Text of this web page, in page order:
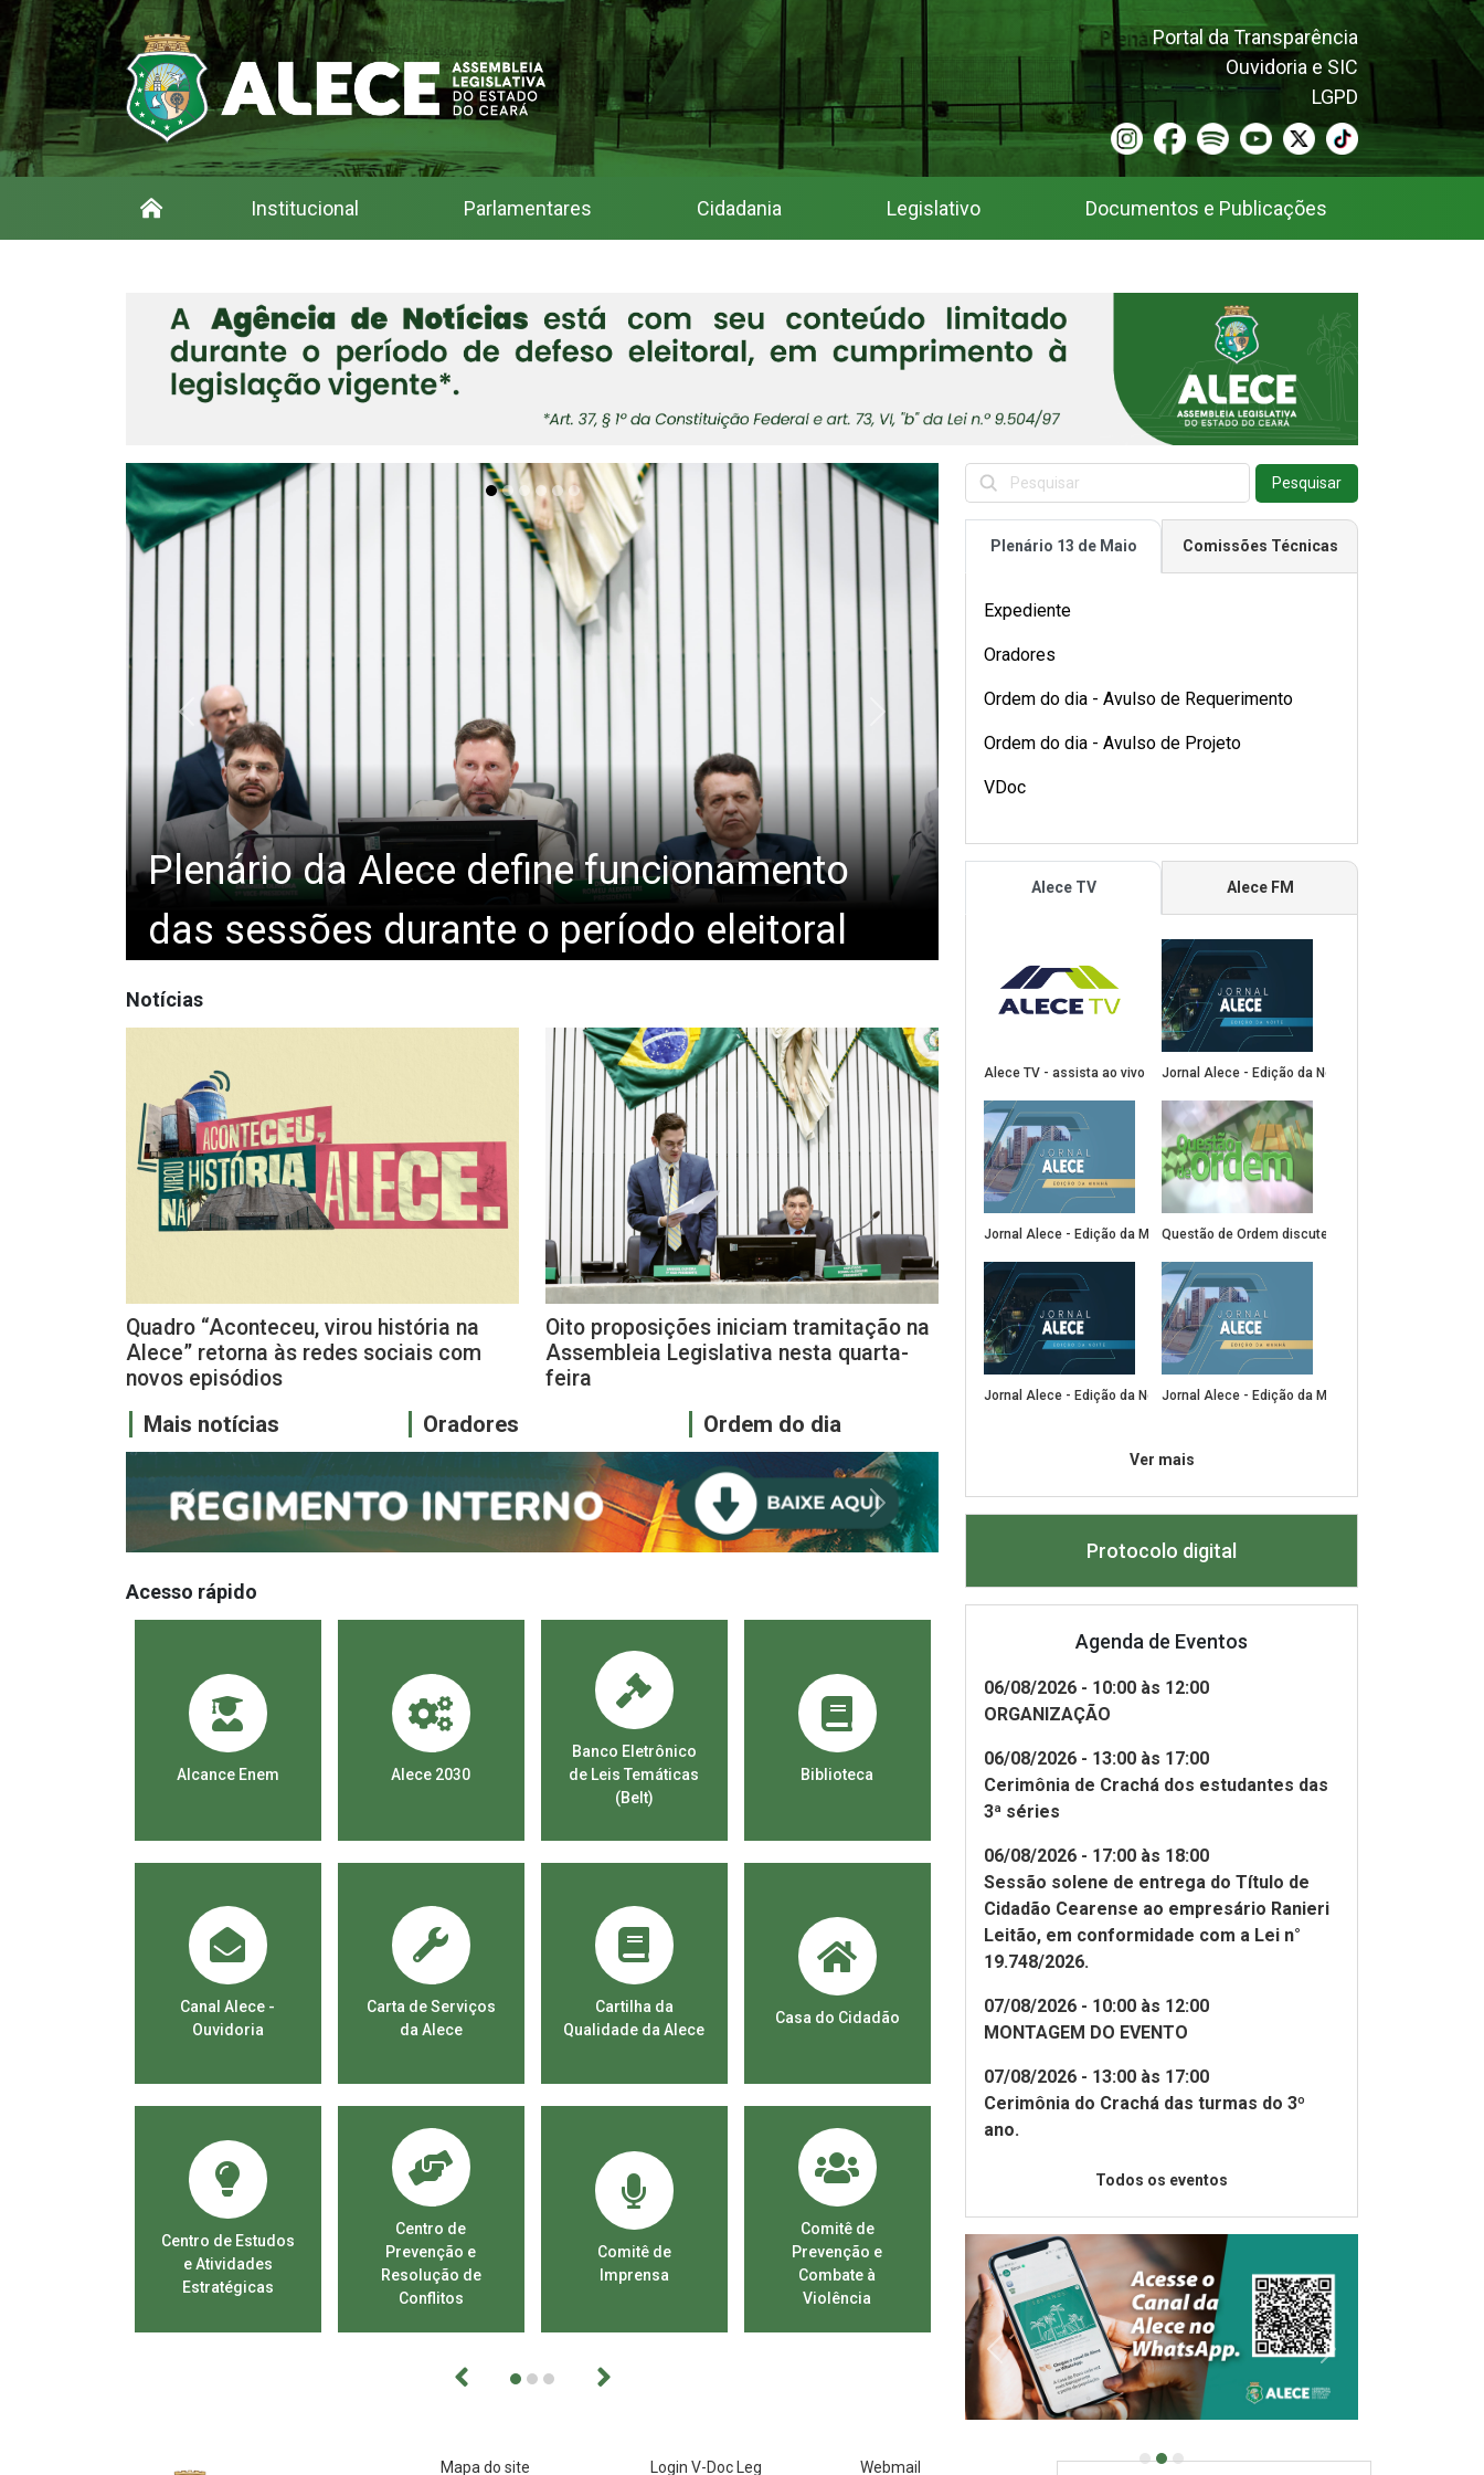
Portal da Transparência
Ouvidoria e SIC
LGPD
Institucional Parlamentares Cidadania Legislativo Documentos e Publicações
Assembleia Legislativa do Estado do Ceará
Plenário da Alece define funcionamento
das sessões durante o período eleitoral
Alece retoma atividades legislativas e
trabalhos das comissões técnicas nessa
terça-feira
Notícias
Quadro “Aconteceu, virou história na
Alece” retorna às redes sociais com
novos episódios
Oito proposições iniciam tramitação na
Assembleia Legislativa nesta quarta-
feira
Mais notícias Oradores Ordem do dia
Acesso rápido
Alcance Enem Alece 2030
Banco Eletrônico
de Leis Temáticas
(Belt)
Biblioteca
Canal Alece -
Ouvidoria
Carta de Serviços
da Alece
Cartilha da
Qualidade da Alece
Casa do Cidadão
Centro de Estudos
e Atividades
Estratégicas
Centro de
Prevenção e
Resolução de
Conflitos
Comitê de
Imprensa
Comitê de
Prevenção e
Combate à
Violência
Comitê de
Responsabilidade
Contatos da Alece
Emissão de
Escritório de
Direitos Humanos
Frei Tito de Alencar
Inesp
1 2 3
Pesquisar
Plenário 13 de Maio Comissões Técnicas
Expediente
Oradores
Ordem do dia - Avulso de Requerimento
Ordem do dia - Avulso de Projeto
VDoc
Alece TV Alece FM
Alece TV - assista ao vivo
(Abre em nova janela)
Jornal Alece - Edição da Noite - 12.12.2024
(Abre em nova janela)
Jornal Alece - Edição da Manhã - 13.12.2024
(Abre em nova janela)
Questão de Ordem discute o conceito urbano das
(Abre em nova janela)
Jornal Alece - Edição da Noite - 11.12.2024Jornal Alece - Edição da Manhã -12.12.2024
Ver mais
Protocolo digital
Agenda de Eventos
06/08/2026 - 10:00 às 12:00
ORGANIZAÇÃO
06/08/2026 - 13:00 às 17:00
Cerimônia de Crachá dos estudantes das
3ª séries
06/08/2026 - 17:00 às 18:00
Sessão solene de entrega do Título de
Cidadão Cearense ao empresário Ranieri
Leitão, em conformidade com a Lei n°
19.748/2026.
07/08/2026 - 10:00 às 12:00
MONTAGEM DO EVENTO
07/08/2026 - 13:00 às 17:00
Cerimônia do Crachá das turmas do 3º
ano.
Todos os eventos
Mapa do site Login V-Doc Leg Webmail